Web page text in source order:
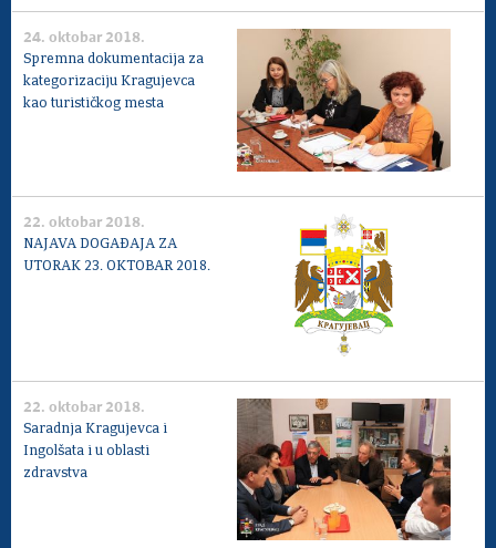
24. oktobar 2018.
Spremna dokumentacija za
kategorizaciju Kragujevca
kao turističkog mesta
22. oktobar 2018.
NAJAVA DOGAĐAJA ZA
UTORAK 23. OKTOBAR 2018.
22. oktobar 2018.
Saradnja Kragujevca i
Ingolšata i u oblasti
zdravstva